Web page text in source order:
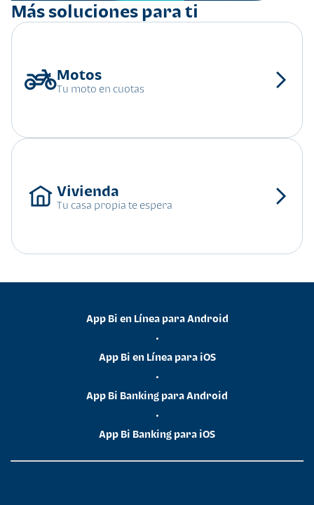
Más soluciones para ti
Tu moto en cuotas
Tu casa propia te espera
App Bi en Línea para Android
•
App Bi en Línea para iOS
•
App Bi Banking para Android
•
App Bi Banking para iOS